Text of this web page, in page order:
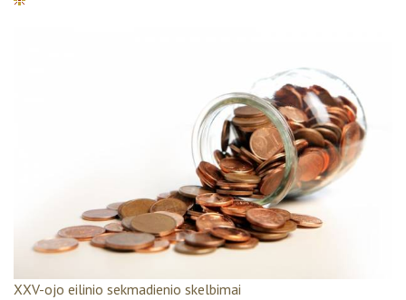
XXV-ojo eilinio sekmadienio skelbimai